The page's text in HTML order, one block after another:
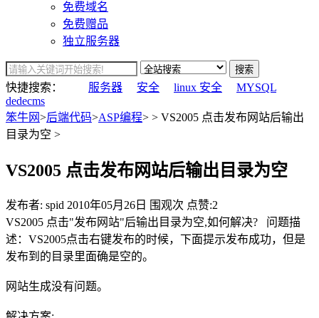
免费域名
免费赠品
独立服务器
搜索
快捷搜索： 服务器 安全 linux 安全
MYSQL
dedecms
笨牛网>后端代码>ASP编程> > VS2005 点击发布网站后输出
目录为空 >
VS2005 点击发布网站后输出目录为空
发布者: spid 2010年05月26日 围观次 点赞:2
VS2005 点击"发布网站"后输出目录为空,如何解决? 问题描
述：VS2005点击右键发布的时候，下面提示发布成功，但是
发布到的目录里面确是空的。
网站生成没有问题。